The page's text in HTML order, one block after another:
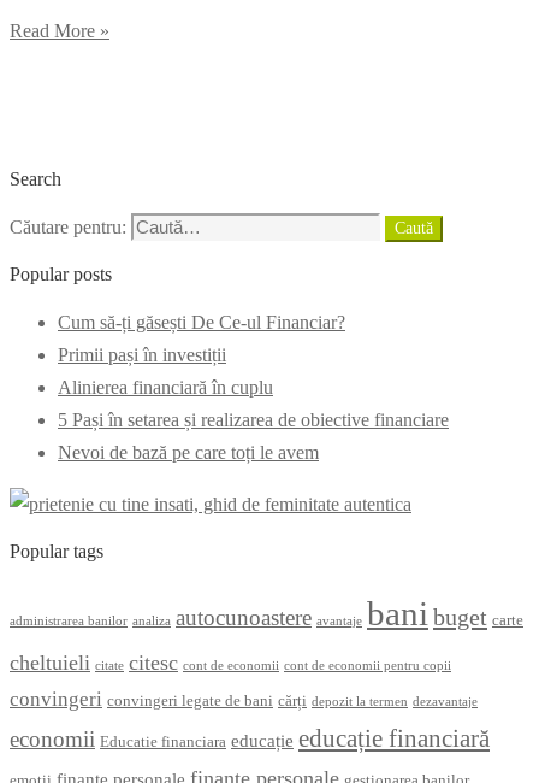
Read More »
Search
Căutare pentru: Caută
Popular posts
Cum să-ți găsești De Ce-ul Financiar?
Primii pași în investiții
Alinierea financiară în cuplu
5 Pași în setarea și realizarea de obiective financiare
Nevoi de bază pe care toți le avem
Popular tags
administrarea banilor analiza autocunoastere avantaje bani buget carte
cheltuieli citate citesc cont de economii cont de economii pentru copii
convingeri convingeri legate de bani cărți depozit la termen dezavantaje
economii Educatie financiara educație educație financiară
finante personale finanțe personale